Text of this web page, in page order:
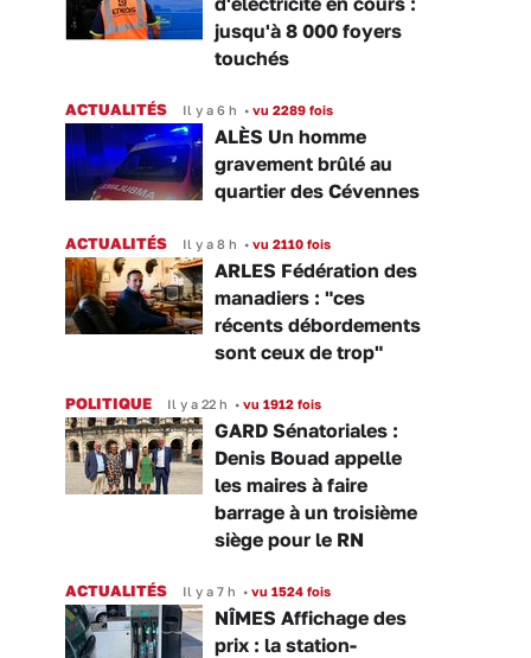
jusqu'à 8 000 foyers
touchés
ACTUALITÉS Il y a 6 h • vu 2289 fois
ALÈS Un homme
gravement brûlé au
quartier des Cévennes
ACTUALITÉS Il y a 8 h • vu 2110 fois
ARLES Fédération des
manadiers : "ces
récents débordements
sont ceux de trop"
POLITIQUE Il y a 22 h • vu 1912 fois
GARD Sénatoriales :
Denis Bouad appelle
les maires à faire
barrage à un troisième
siège pour le RN
ACTUALITÉS Il y a 7 h • vu 1524 fois
NÎMES Affichage des
prix : la station-